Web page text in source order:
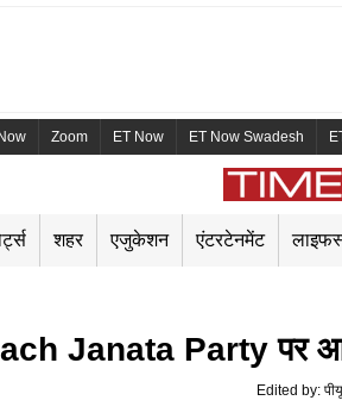
Zoom ET Now ET Now Swadesh
शहर एजुकेशन एंटरटेनमेंट
Janata Party पर
Edited by: